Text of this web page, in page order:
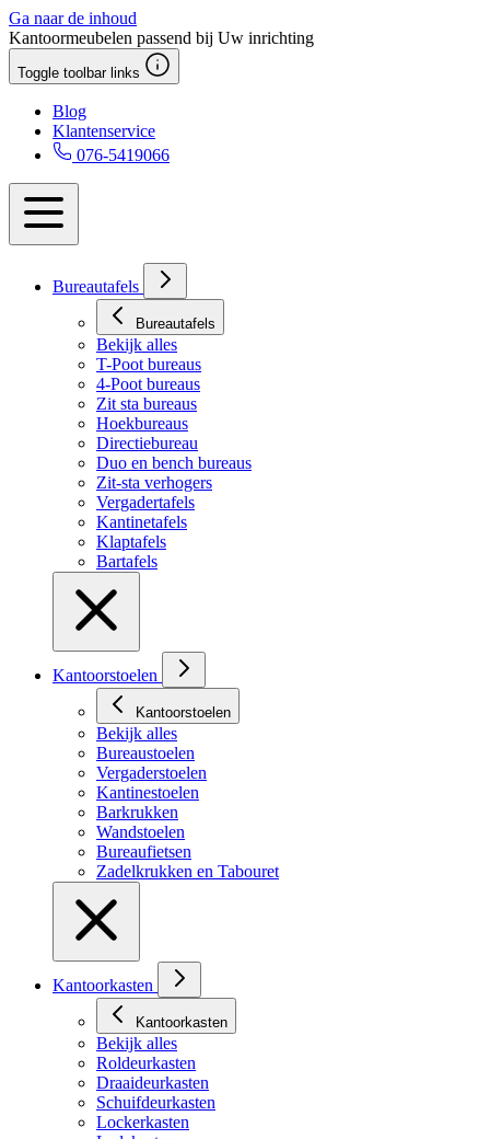
Ga naar de inhoud
Kantoormeubelen passend bij Uw inrichting
Toggle toolbar links
Blog
Klantenservice
076-5419066
Bureautafels
Bureautafels
Bekijk alles
T-Poot bureaus
4-Poot bureaus
Zit sta bureaus
Hoekbureaus
Directiebureau
Duo en bench bureaus
Zit-sta verhogers
Vergadertafels
Kantinetafels
Klaptafels
Bartafels
Kantoorstoelen
Kantoorstoelen
Bekijk alles
Bureaustoelen
Vergaderstoelen
Kantinestoelen
Barkrukken
Wandstoelen
Bureaufietsen
Zadelkrukken en Tabouret
Kantoorkasten
Kantoorkasten
Bekijk alles
Roldeurkasten
Draaideurkasten
Schuifdeurkasten
Lockerkasten